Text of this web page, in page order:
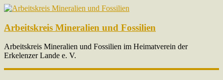
Arbeitskreis Mineralien und Fossilien
Arbeitskreis Mineralien und Fossilien im Heimatverein der
Erkelenzer Lande e. V.